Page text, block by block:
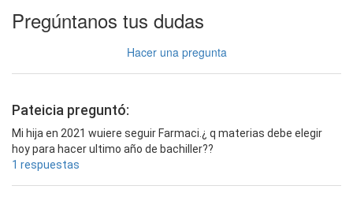
Pregúntanos tus dudas
Hacer una pregunta
Pateicia preguntó:
Mi hija en 2021 wuiere seguir Farmaci.¿ q materias debe elegir
hoy para hacer ultimo año de bachiller??
1 respuestas